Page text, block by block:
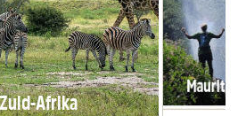
Zuid-Afrika